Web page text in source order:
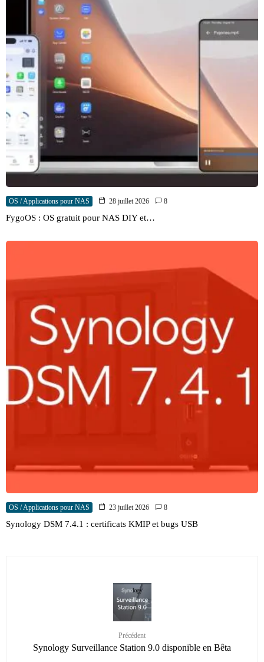
OS / Applications pour NAS 28 juillet 2026 8
FygoOS : OS gratuit pour NAS DIY et…
OS / Applications pour NAS 23 juillet 2026 8
Synology DSM 7.4.1 : certificats KMIP et bugs USB
Précédent
Synology Surveillance Station 9.0 disponible en Bêta